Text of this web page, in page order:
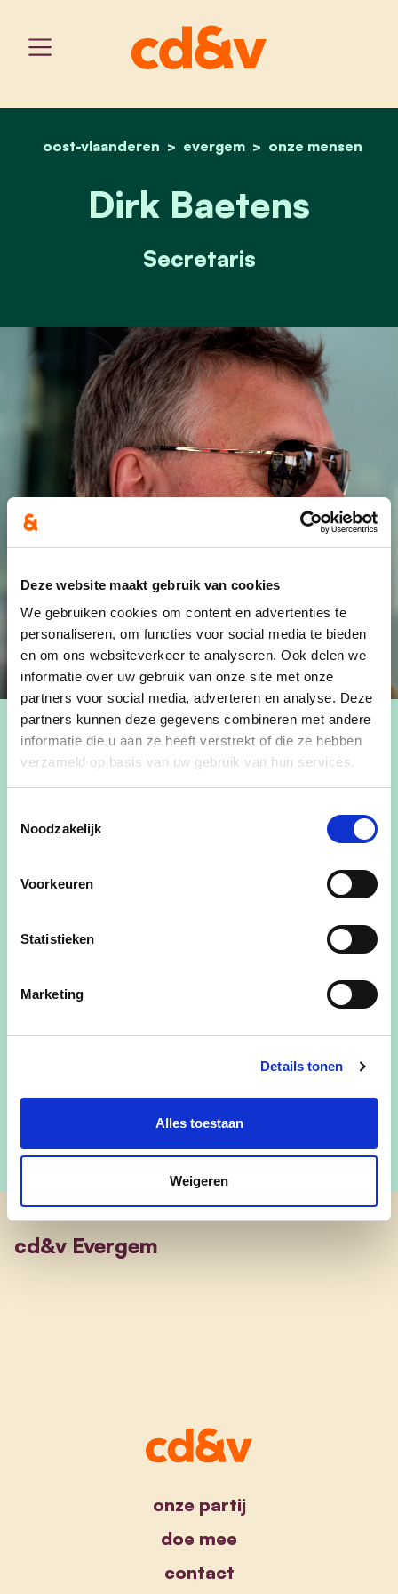
Deze website maakt gebruik van cookies
We gebruiken cookies om content en advertenties te
personaliseren, om functies voor social media te bieden
en om ons websiteverkeer te analyseren. Ook delen we
informatie over uw gebruik van onze site met onze
partners voor social media, adverteren en analyse. Deze
partners kunnen deze gegevens combineren met andere
informatie die u aan ze heeft verstrekt of die ze hebben
verzameld op basis van uw gebruik van hun services.
Noodzakelijk
Voorkeuren
Statistieken
Marketing
Details tonen
Alles toestaan
Weigeren
home
oost-vlaanderen evergem onze mensen
dirk baetens
Dirk Baetens
Secretaris
Woonplaats
cd&v Evergem
onze partij
doe mee
contact